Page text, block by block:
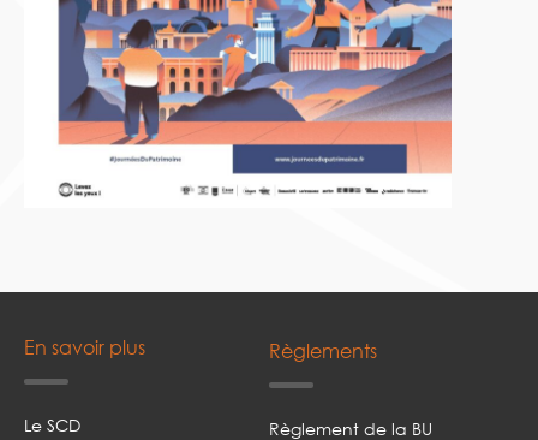
En savoir plus
Le SCD
Règlements
Règlement de la BU